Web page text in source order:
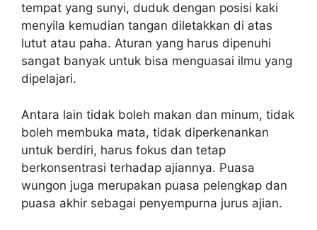
tempat yang sunyi, duduk dengan posisi kaki
menyila kemudian tangan diletakkan di atas
lutut atau paha. Aturan yang harus dipenuhi
sangat banyak untuk bisa menguasai ilmu yang
dipelajari.
Antara lain tidak boleh makan dan minum, tidak
boleh membuka mata, tidak diperkenankan
untuk berdiri, harus fokus dan tetap
berkonsentrasi terhadap ajiannya. Puasa
wungon juga merupakan puasa pelengkap dan
puasa akhir sebagai penyempurna jurus ajian.